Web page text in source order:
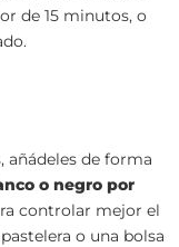
de 15 minutos, o
añádeles de forma
o negro por
controlar mejor el
o una bolsa